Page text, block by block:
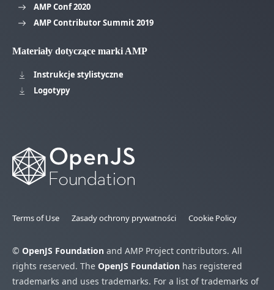
AMP Conf 2020
AMP Contributor Summit 2019
Materiały dotyczące marki AMP
Instrukcje stylistyczne
Logotypy
Terms of Use Zasady ochrony prywatności Cookie Policy
© OpenJS Foundation and AMP Project contributors. All
rights reserved. The OpenJS Foundation has registered
trademarks and uses trademarks. For a list of trademarks of